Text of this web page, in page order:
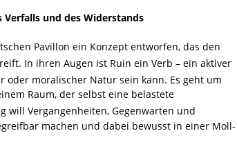
Verfalls und des Widerstands
Pavillon ein Konzept entworfen, das den
. In ihren Augen ist Ruin ein Verb – ein aktiver
oder moralischer Natur sein kann. Es geht um
Raum, der selbst eine belastete
will Vergangenheiten, Gegenwarten und
machen und dabei bewusst in einer Moll-